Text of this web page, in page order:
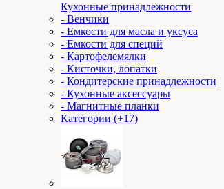
Кухонные принадлежности
- Венчики
- Емкости для масла и уксуса
- Емкости для специй
- Картофелемялки
- Кисточки, лопатки
- Кондитерские принадлежности
- Кухонные аксессуары
- Магнитные планки
Категории (+17)